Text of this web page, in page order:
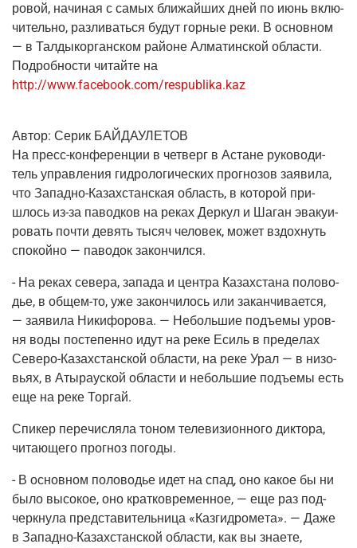
ро­вой, начи­ная с самых бли­жай­ших дней по июнь вклю­
чи­тель­но, раз­ли­вать­ся будут гор­ные реки. В основ­ном
— в Тал­ды­кор­ган­ском рай­оне Алма­тин­ской обла­сти.
Подроб­но­сти читай­те на
http://www.facebook.com/respublika.kaz
Автор: Серик БАЙДАУЛЕТОВ
На пресс-кон­фе­рен­ции в чет­верг в Астане руко­во­ди­
тель управ­ле­ния гид­ро­ло­ги­че­ских про­гно­зов заяви­ла,
что Запад­но-Казах­стан­ская область, в кото­рой при­
шлось из-за павод­ков на реках Дер­кул и Шаган эва­ку­и­
ро­вать почти девять тысяч чело­век, может вздох­нуть
спо­кой­но — паво­док закончился.
- На реках севе­ра, запа­да и цен­тра Казах­ста­на поло­во­
дье, в общем-то, уже закон­чи­лось или закан­чи­ва­ет­ся,
— заяви­ла Ники­фо­ро­ва. — Неболь­шие подъ­емы уров­
ня воды посте­пен­но идут на реке Есиль в пре­де­лах
Севе­ро-Казах­стан­ской обла­сти, на реке Урал — в низо­
вьях, в Аты­ра­уской обла­сти и неболь­шие подъ­емы есть
еще на реке Торгай.
Спи­кер пере­чис­ля­ла тоном теле­ви­зи­он­но­го дик­то­ра,
чита­ю­ще­го про­гноз погоды.
- В основ­ном поло­во­дье идет на спад, оно какое бы ни
было высо­кое, оно крат­ко­вре­мен­ное, — еще раз под­
черк­ну­ла пред­ста­ви­тель­ни­ца «Каз­гид­ро­ме­та». — Даже
в Запад­но-Казах­стан­ской обла­сти, как вы зна­е­те,